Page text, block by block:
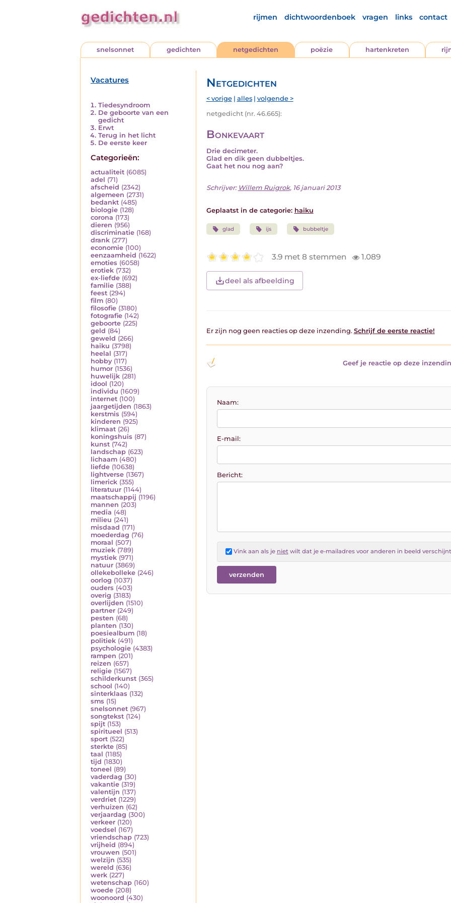
rijmen dichtwoordenboek vragen links contact
snelsonnet gedichten netgedichten poëzie hartenkreten
Vacatures
Tiedesyndroom
De geboorte van een
gedicht
Erwt
Terug in het licht
De eerste keer
Categorieën:
actualiteit (6085)
adel (71)
afscheid (2342)
algemeen (2731)
bedankt (485)
biologie (128)
corona (173)
dieren (956)
discriminatie (168)
drank (277)
economie (100)
eenzaamheid (1622)
emoties (6058)
erotiek (732)
ex-liefde (692)
familie (388)
feest (294)
film (80)
filosofie (3180)
fotografie (142)
geboorte (225)
geld (84)
geweld (266)
haiku (3798)
heelal (317)
hobby (117)
humor (1536)
huwelijk (281)
idool (120)
individu (1609)
internet (100)
jaargetijden (1863)
kerstmis (594)
kinderen (925)
klimaat (26)
koningshuis (87)
kunst (742)
landschap (623)
lichaam (480)
liefde (10638)
lightverse (1367)
limerick (355)
literatuur (1144)
maatschappij (1196)
mannen (203)
media (48)
milieu (241)
misdaad (171)
moederdag (76)
moraal (507)
muziek (789)
mystiek (971)
natuur (3869)
ollekebolleke (246)
oorlog (1037)
ouders (403)
overig (3183)
overlijden (1510)
partner (249)
pesten (68)
planten (130)
poesiealbum (18)
politiek (491)
psychologie (4383)
rampen (201)
reizen (657)
religie (1567)
schilderkunst (365)
school (140)
sinterklaas (132)
sms (15)
snelsonnet (967)
songtekst (124)
spijt (153)
spiritueel (513)
sport (522)
sterkte (85)
taal (1185)
tijd (1830)
toneel (89)
vaderdag (30)
vakantie (319)
valentijn (137)
verdriet (1229)
verhuizen (62)
verjaardag (300)
verkeer (120)
voedsel (167)
vriendschap (723)
vrijheid (894)
vrouwen (501)
welzijn (535)
wereld (636)
werk (227)
wetenschap (160)
woede (208)
woonoord (430)
Netgedichten
< vorige| alles| volgende >
netgedicht (nr. 46.665):
Bonkevaart
Drie decimeter.
Glad en dik geen dubbeltjes.
Gaat het nou nog aan?
Schrijver: Willem Ruigrok, 16 januari 2013
Geplaatst in de categorie: haiku
glad ijs bubbeltje
3.9 met 8 stemmen 1.089
deel als afbeelding
Er zijn nog geen reacties op deze inzending. Schrijf de eerste reactie!
Geef je reactie op deze
Naam:
E-mail:
Bericht:
Vink aan als je nietwilt dat je e-mailadres voor anderen in beeld verschijnt